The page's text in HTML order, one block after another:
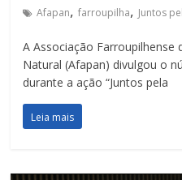
Afapan,farroupilha, Juntos
A Associação
Natural (Afapan) divulgou o
durante a ação “Juntos pela
Leia mais